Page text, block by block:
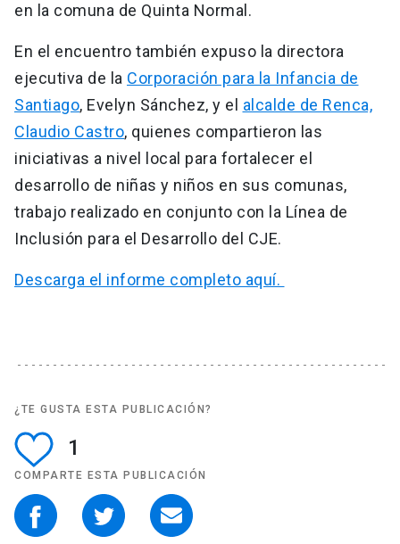
en la comuna de Quinta Normal.
En el encuentro también expuso la directora
ejecutiva de la Corporación para la Infancia de
Santiago, Evelyn Sánchez, y el alcalde de Renca,
Claudio Castro, quienes compartieron las
iniciativas a nivel local para fortalecer el
desarrollo de niñas y niños en sus comunas,
trabajo realizado en conjunto con la Línea de
Inclusión para el Desarrollo del CJE.
Descarga el informe completo aquí.
¿TE GUSTA ESTA PUBLICACIÓN?
1
COMPARTE ESTA PUBLICACIÓN